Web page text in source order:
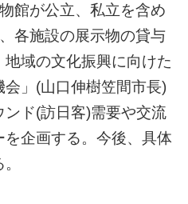
館が公立、私立を含め
各施設の展示物の貸与
域の文化振興に向けた
会」(山口伸樹笠間市長)
ド(訪日客)需要や交流
企画する。今後、具体